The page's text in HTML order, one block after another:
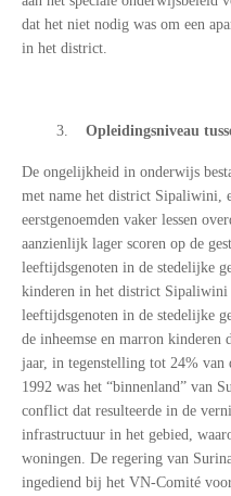
dat het niet nodig was om een
in het district.
3. Opleidingsniveau
De ongelijkheid in onderwijs
met name het district Sipaliwini,
eerstgenoemden vaker lessen
aanzienlijk lager scoren op de
leeftijdsgenoten in de stedelijke
kinderen in het district Sipaliwini
leeftijdsgenoten in de stedelijke
de inheemse en marron kinderen
jaar, in tegenstelling tot 24% van
1992 was het “binnenland” van
conflict dat resulteerde in de
infrastructuur in het gebied,
woningen. De regering van
ingediend bij het VN-Comité